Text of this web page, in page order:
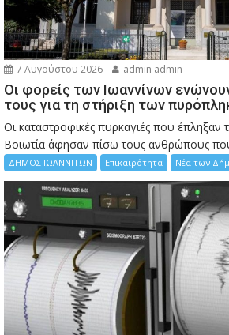
7 Αυγούστου 2026 admin admin
Οι φορείς των Ιωαννίνων
τους για τη στήριξη των
Οι καταστροφικές πυρκαγιές που έπληξαν
Bοιωτία άφησαν πίσω τους ανθρώπους
ΔΗΜΟΣ ΙΩΑΝΝΙΤΩΝ Επικαιρότητα Νέα των